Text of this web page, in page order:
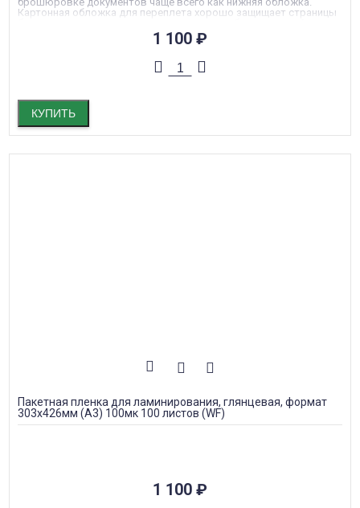
Картонная обложка для переплета хорошо защищает страницы
презентабельный вид. Поверхность обложки имитирует
текстуру кожи , обложка шероховатая и приятная на ощупь, ее
жесткая, ее плотность 230 г/м2. Формат обложек А3. В одной
упаковке 100 штук обложек. Подходит ко всем типам
1 100 ₽
КУПИТЬ
Пакетная пленка для ламинирования, глянцевая, формат
303х426мм (А3) 100мк 100 листов (WF)
1 100 ₽